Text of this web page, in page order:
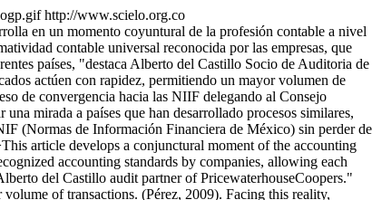
http://www.scielo.org.co
en un momento coyuntural de la profesión contable a nivel
contable universal reconocida por las empresas, que
países, "destaca Alberto del Castillo Socio de Auditoria de
actúen con rapidez, permitiendo un mayor volumen de
de convergencia hacia las NIIF delegando al Consejo
mirada a países que han desarrollado procesos similares,
(Normas de Información Financiera de México) sin perder de
article develops a conjunctural moment of the accounting
accounting standards by companies, allowing each
del Castillo audit partner of PricewaterhouseCoopers."
of transactions. (Pérez, 2009). Facing this reality,